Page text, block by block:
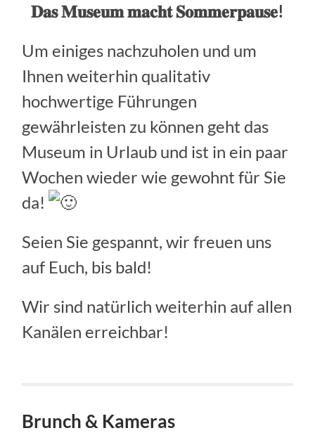
𝐃𝐚𝐬 𝐌𝐮𝐬𝐞𝐮𝐦 𝐦𝐚𝐜𝐡𝐭 𝐒𝐨𝐦𝐦𝐞𝐫𝐩𝐚𝐮𝐬𝐞!
Um einiges nachzuholen und um
Ihnen weiterhin qualitativ
hochwertige Führungen
gewährleisten zu können geht das
Museum in Urlaub und ist in ein paar
Wochen wieder wie gewohnt für Sie
da!
Seien Sie gespannt, wir freuen uns
auf Euch, bis bald!
Wir sind natürlich weiterhin auf allen
Kanälen erreichbar!
Brunch & Kameras